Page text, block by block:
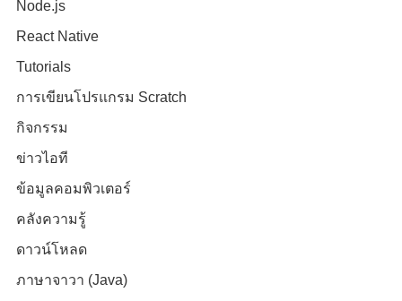
Node.js
React Native
Tutorials
การเขียนโปรแกรม Scratch
กิจกรรม
ข่าวไอที
ข้อมูลคอมพิวเตอร์
คลังความรู้
ดาวน์โหลด
ภาษาจาวา (Java)